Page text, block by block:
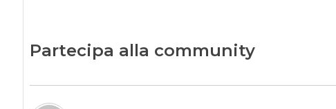
Partecipa alla community